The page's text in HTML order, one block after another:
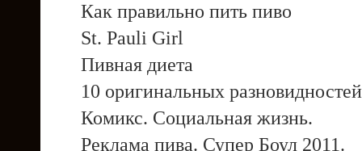
Как правильно пить пиво
St. Pauli Girl
Пивная диета
10 оригинальных
Комикс. Социальная жизнь.
Реклама пива. Супер Боул 2011.